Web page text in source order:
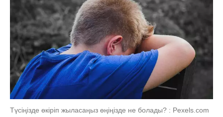
Түсіңізде өкіріп жыласаңыз өңіңізде не болады? : Pexels.com